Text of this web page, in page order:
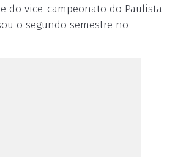
do vice-campeonato do Paulista
o segundo semestre no